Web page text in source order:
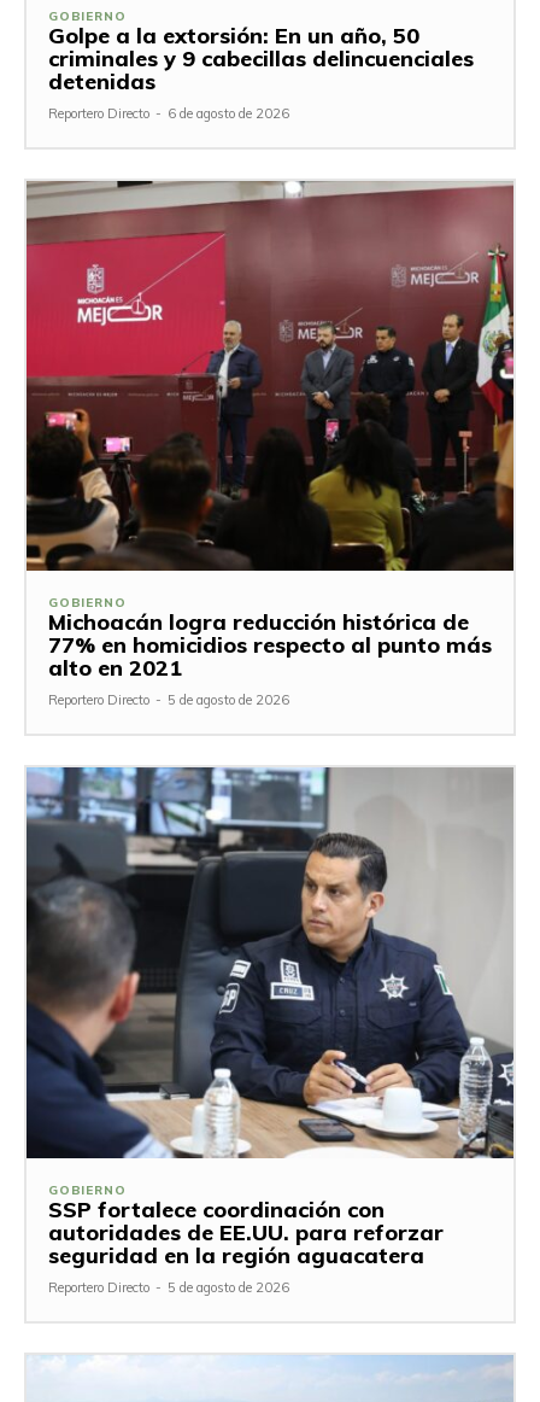
GOBIERNO
Golpe a la extorsión: En un año, 50
criminales y 9 cabecillas delincuenciales
detenidas
Reportero Directo - 6 de agosto de 2026
GOBIERNO
Michoacán logra reducción histórica de
77% en homicidios respecto al punto más
alto en 2021
Reportero Directo - 5 de agosto de 2026
GOBIERNO
SSP fortalece coordinación con
autoridades de EE.UU. para reforzar
seguridad en la región aguacatera
Reportero Directo - 5 de agosto de 2026